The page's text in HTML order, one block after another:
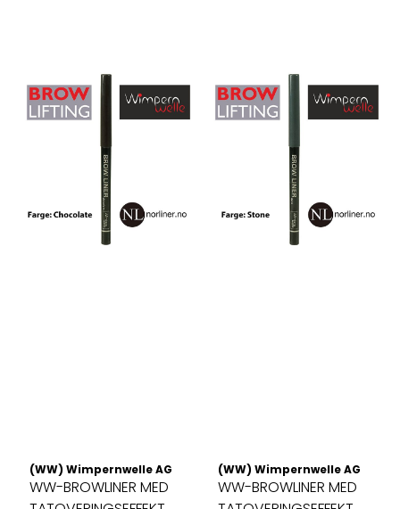
(WW) Wimpernwelle AG
WW-BROWLINER MED
(WW) Wimpernwelle AG
WW-BROWLINER MED